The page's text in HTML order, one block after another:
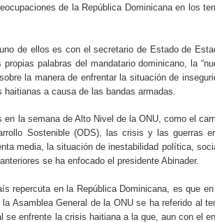
de la República Dominicana en los
de ellos es con el secretario de Estado de
palabras del mandatario dominicano, la
la manera de enfrentar la situación de
a causa de las bandas armadas.
la semana de Alto Nivel de la ONU, como el
Sostenible (ODS), las crisis y las guerras
media, la situación de inestabilidad política,
se ha enfocado el presidente Abinader.
repercuta en la República Dominicana, es que
Asamblea General de la ONU se ha referido al
se enfrente la crisis haitiana a la que, aun con el